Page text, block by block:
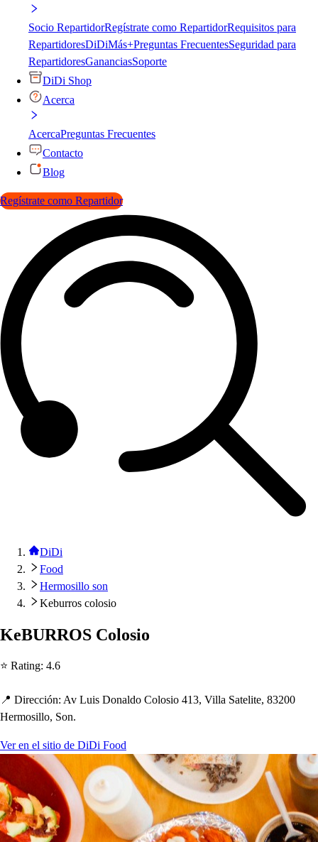
Socio RepartidorRegístrate como RepartidorRequisitos para
RepartidoresDiDiMás+Preguntas FrecuentesSeguridad para
RepartidoresGananciasSoporte
DiDi Shop
Acerca
AcercaPreguntas Frecuentes
Contacto
Blog
Regístrate como Repartidor
DiDi
Food
Hermosillo son
Keburros colosio
KeBURROS Colosio
⭐ Rating: 4.6
📍 Dirección: Av Luis Donaldo Colosio 413, Villa Satelite, 83200
Hermosillo, Son.
Ver en el sitio de DiDi Food